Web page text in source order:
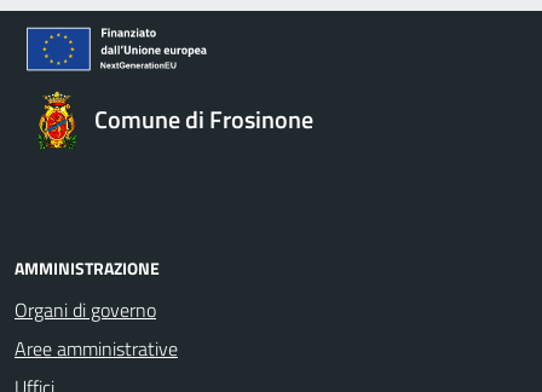
Comune di Frosinone
AMMINISTRAZIONE
Organi di governo
Aree amministrative